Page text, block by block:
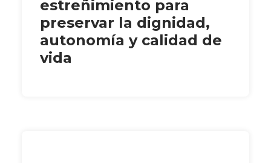
estreñimiento para
preservar la dignidad,
autonomía y calidad de
vida